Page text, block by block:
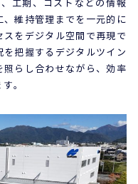
工期、コストなどの情報
維持管理までを一元的に
をデジタル空間で再現で
把握するデジタルツイン
らし合わせながら、効率
。